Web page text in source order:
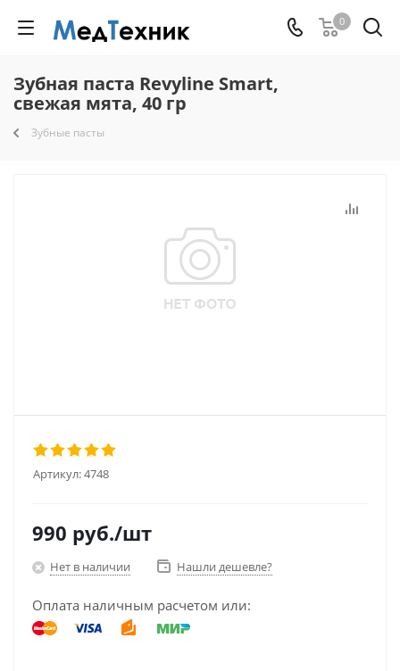
0
Зубная паста Revyline Smart,
свежая мята, 40 гр
Зубные пасты
Артикул:4748
990 руб./шт
Нет в наличии Нашли дешевле?
Оплата наличным расчетом или: